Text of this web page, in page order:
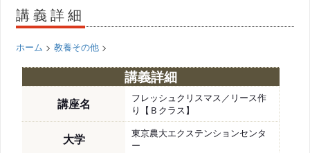
講義詳細
ホーム >教養その他 >
講義詳細
講座名
フレッシュクリスマス／リース作
り【Ｂクラス】
大学
東京農大エクステンションセンタ
ー